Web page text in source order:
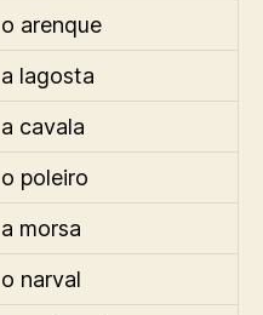
o arenque
a lagosta
a cavala
o poleiro
a morsa
o narval